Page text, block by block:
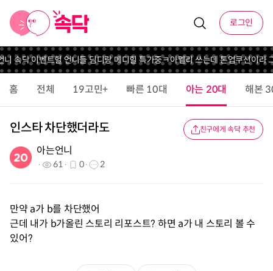
로그인
속닥 이벤트헐 언니들 딤디랑 메디힐 특가중ㅋ아멜리 쓰는데 톤업쿠션이라
홈 전체 19고민+ 빠른 10대 아는 20대 해본
인스타 차단했더라도 친구에게 속닥 추천
아는언니
61 0 2
만약 a가 b를 차단했어
근데 내가 b가올린 스토리 리포스트? 하면 a가 내 스토리 볼 수
있어?